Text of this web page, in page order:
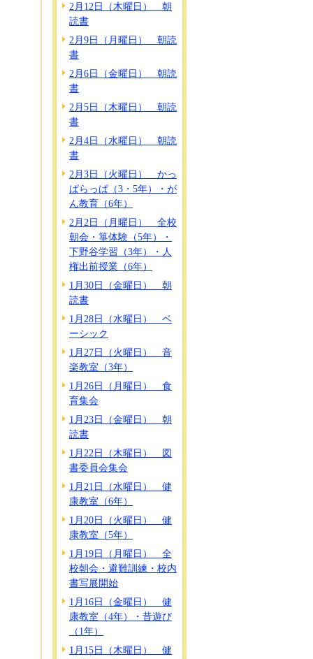
2月12日（木曜日） 朝
読書
2月9日（月曜日） 朝読
書
2月6日（金曜日） 朝読
書
2月5日（木曜日） 朝読
書
2月4日（水曜日） 朝読
書
2月3日（火曜日） かっ
ぱらっぱ（3・5年）・が
ん教育（6年）
2月2日（月曜日） 全校
朝会・箏体験（5年）・
下野谷学習（3年）・人
権出前授業（6年）
1月30日（金曜日） 朝
読書
1月28日（水曜日） ベ
ーシック
1月27日（火曜日） 音
楽教室（3年）
1月26日（月曜日） 食
育集会
1月23日（金曜日） 朝
読書
1月22日（木曜日） 図
書委員会集会
1月21日（水曜日） 健
康教室（6年）
1月20日（火曜日） 健
康教室（5年）
1月19日（月曜日） 全
校朝会・避難訓練・校内
書写展開始
1月16日（金曜日） 健
康教室（4年）・昔遊び
（1年）
1月15日（木曜日） 健